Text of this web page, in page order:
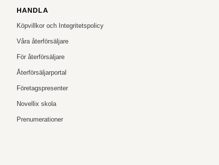
HANDLA
Köpvillkor och Integritetspolicy
Våra återförsäljare
För återförsäljare
Återförsäljarportal
Företagspresenter
Novellix skola
Prenumerationer